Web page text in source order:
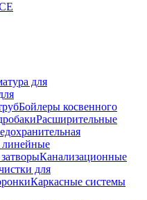
для
Бойлеры косвенного
Расширительные
Канализационные
для
Каркасные системы